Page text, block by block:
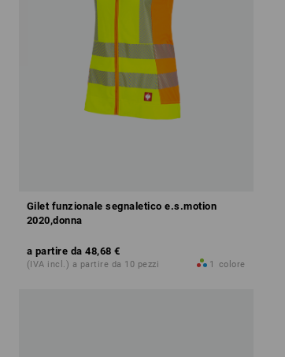
Gilet funzionale segnaletico e.s.motion
2020,donna
a partire da 48,68 €
(IVA incl.) a partire da 10 pezzi 1 colore